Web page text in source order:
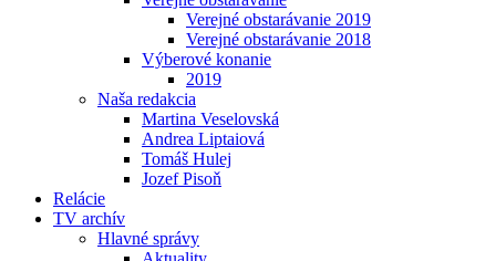
Verejné obstarávanie 2019
Verejné obstarávanie 2018
Výberové konanie
2019
Naša redakcia
Martina Veselovská
Andrea Liptaiová
Tomáš Hulej
Jozef Pisoň
Relácie
TV archív
Hlavné správy